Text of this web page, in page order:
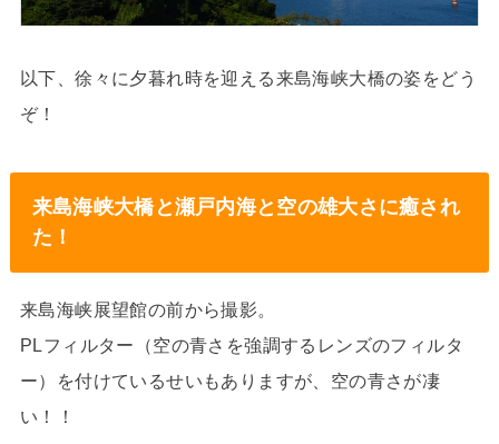
以下、徐々に夕暮れ時を迎える来島海峡大橋の姿をどう
ぞ！
来島海峡大橋と瀬戸内海と空の雄大さに癒され
た！
来島海峡展望館の前から撮影。
PLフィルター（空の青さを強調するレンズのフィルタ
ー）を付けているせいもありますが、空の青さが凄
い！！